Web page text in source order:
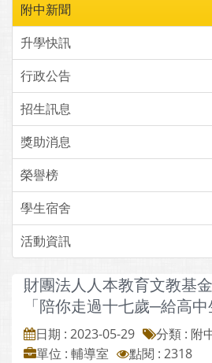
附中新聞
升學快訊
行政公告
招生訊息
獎助消息
榮譽榜
學生宿舍
活動資訊
財團法人人本教育文教基
「陪你走過十七歲─給高中
日期 : 2023-05-29
分類 : 附
單位 : 輔導室
點閱 : 2318